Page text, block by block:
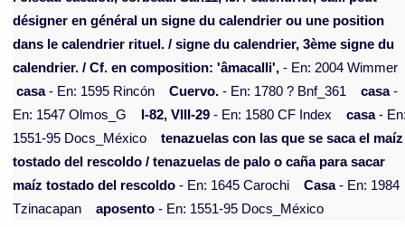
désigner en général un signe du calendrier ou une position
dans le calendrier rituel. / signe du calendrier, 3ème signe du
calendrier. / Cf. en composition: 'âmacalli', - En: 2004 Wimmer
casa- En: 1595 Rincón Cuervo. - En: 1780 ? Bnf_361 casa-
En: 1547 Olmos_G
I-82, VIII-29 - En: 1580 CF Index casa-
1551-95 Docs_México
tenazuelas con las que se saca el maíz
tostado del rescoldo / tenazuelas de palo o caña para sacar
maíz tostado del rescoldo - En: 1645 Carochi Casa- En: 1984
Tzinacapan
aposento - En: 1551-95 Docs_México